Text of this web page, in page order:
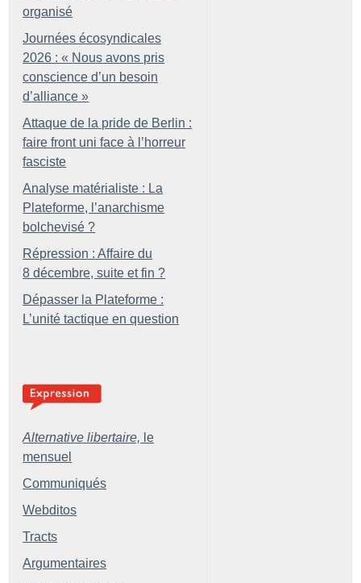
organisé
Journées écosyndicales
2026 : « Nous avons pris
conscience d’un besoin
d’alliance »
Attaque de la pride de Berlin :
faire front uni face à l’horreur
fasciste
Analyse matérialiste : La
Plateforme, l’anarchisme
bolchevisé ?
Répression : Affaire du
8 décembre, suite et fin ?
Dépasser la Plateforme :
L’unité tactique en question
Alternative libertaire, le
mensuel
Communiqués
Webditos
Tracts
Argumentaires